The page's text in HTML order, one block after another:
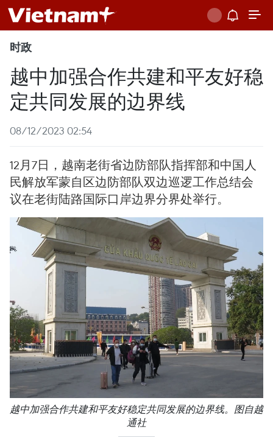
时政
越中加强合作共建和平友好稳
定共同发展的边界线
08/12/2023 02:54
12月7日，越南老街省边防部队指挥部和中国人
民解放军蒙自区边防部队双边巡逻工作总结会
议在老街陆路国际口岸边界分界处举行。
越中加强合作共建和平友好稳定共同发展的边界线。图自越
通社